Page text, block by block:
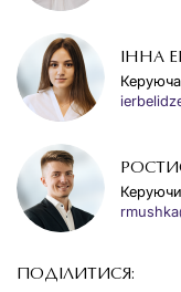
ІННА
ПОДІЛИТИСЯ: